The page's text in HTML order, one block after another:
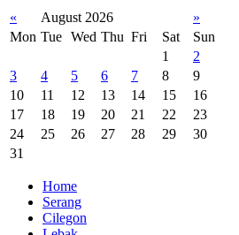
« August 2026
»
Mon Tue Wed Thu Fri Sat
Sun
1
2
3
4 5 6 7 8
9
10
11 12 13 14 15
16
17
18 19 20 21 22
23
24
25 26 27 28 29
30
31
Home
Serang
Cilegon